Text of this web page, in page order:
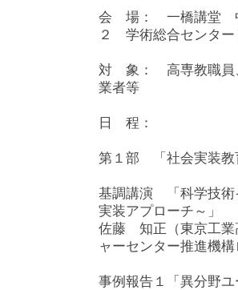
会 場： 一橋講堂 中
２ 学術総合センター
対 象： 高専教職員
業者等
日 程：
第１部 「社会実装教
基調講演 「科学技術
実装アプローチ～」
佐藤 知正（東京工業
ャーセンター推進機
事例報告１「異分野